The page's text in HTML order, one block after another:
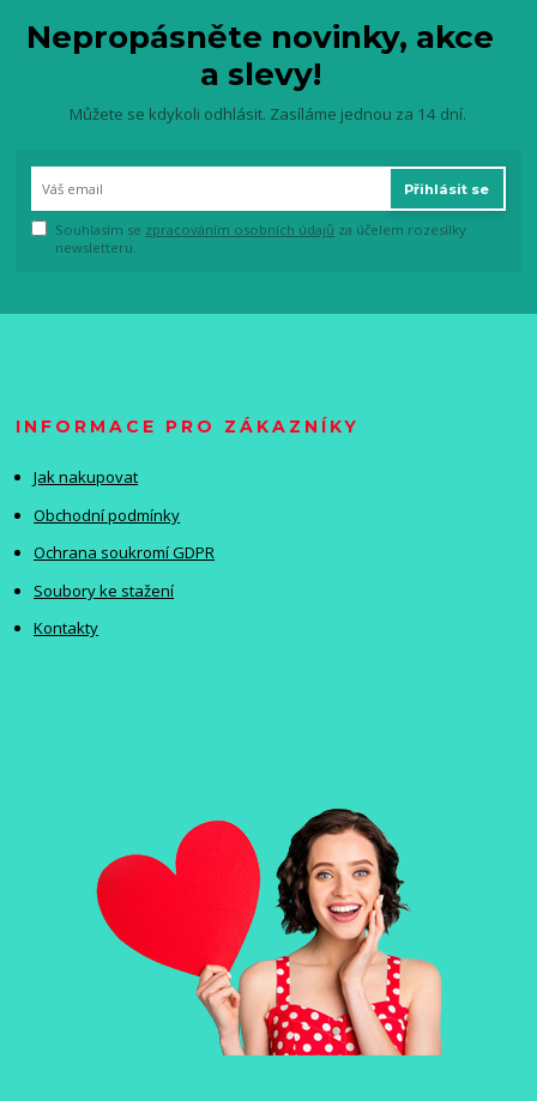
Nepropásněte novinky, akce
a slevy!
Můžete se kdykoli odhlásit. Zasíláme jednou za 14 dní.
Přihlásit se
Souhlasím se zpracováním osobních údajů za účelem rozesílky
newsletteru.
INFORMACE PRO ZÁKAZNÍKY
Jak nakupovat
Obchodní podmínky
Ochrana soukromí GDPR
Soubory ke stažení
Kontakty